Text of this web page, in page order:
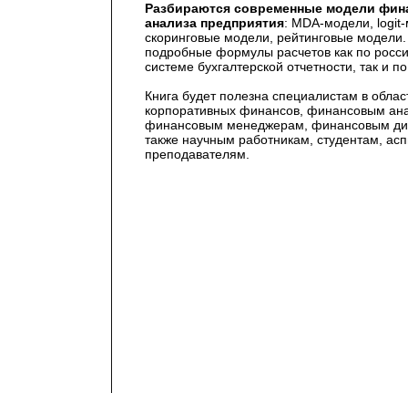
Разбираются современные модели
анализа предприятия: MDA-модели,
скоринговые модели, рейтинговые
подробные формулы расчетов как по
системе бухгалтерской отчетности, так и
Книга будет полезна специалистам в
корпоративных финансов, финансовым
финансовым менеджерам, финансовым
также научным работникам, студентам,
преподавателям.